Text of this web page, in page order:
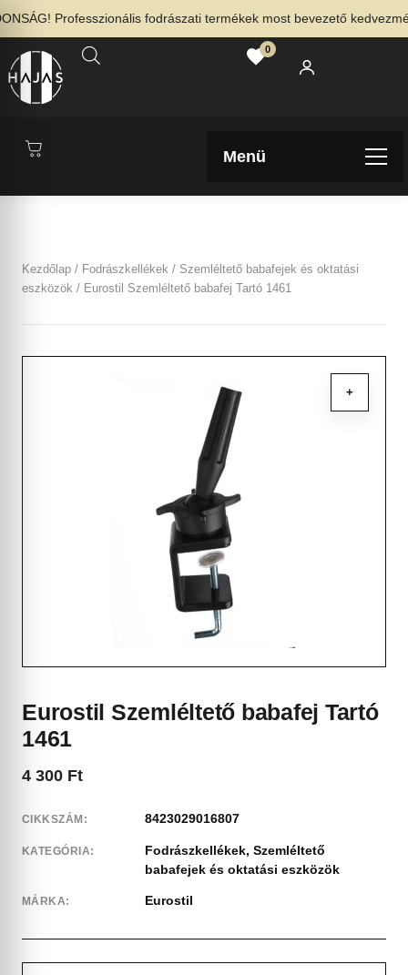
Professzionális fodrászati termékek most bevezető
0
Menü
Kezdőlap / Fodrászkellékek / Szemléltető babafejek és oktatási
eszközök / Eurostil Szemléltető babafej Tartó 1461
+
Eurostil Szemléltető babafej Tartó
1461
4 300 Ft
CIKKSZÁM: 8423029016807
KATEGÓRIA: Fodrászkellékek, Szemléltető
babafejek és oktatási eszközök
MÁRKA: Eurostil